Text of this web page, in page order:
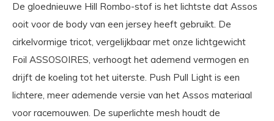
De gloednieuwe Hill Rombo-stof is het lichtste dat Assos
ooit voor de body van een jersey heeft gebruikt. De
cirkelvormige tricot, vergelijkbaar met onze lichtgewicht
Foil ASSOSOIRES, verhoogt het ademend vermogen en
drijft de koeling tot het uiterste. Push Pull Light is een
lichtere, meer ademende versie van het Assos materiaal
voor racemouwen. De superlichte mesh houdt de